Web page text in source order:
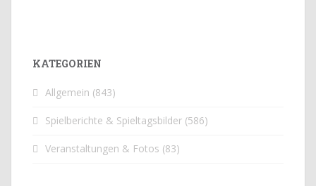
KATEGORIEN
Allgemein (843)
Spielberichte & Spieltagsbilder (586)
Veranstaltungen & Fotos (83)